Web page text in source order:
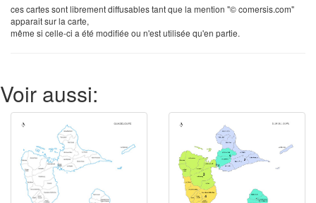
ces cartes sont librement diffusables tant que la mention "© comersis.com"
apparait sur la carte,
même si celle-ci a été modifiée ou n'est utilisée qu'en partie.
Voir aussi: